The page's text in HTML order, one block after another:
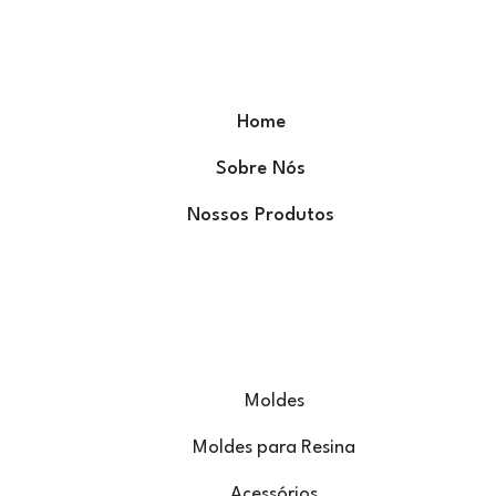
Home
Sobre Nós
Nossos Produtos
Moldes
Moldes para Resina